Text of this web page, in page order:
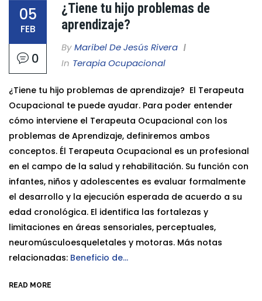
05
FEB
0
¿Tiene tu hijo problemas de
aprendizaje?
By Maribel De Jesús Rivera
In Terapia Ocupacional
¿Tiene tu hijo problemas de aprendizaje? El Terapeuta
Ocupacional te puede ayudar. Para poder entender
cómo interviene el Terapeuta Ocupacional con los
problemas de Aprendizaje, definiremos ambos
conceptos. Él Terapeuta Ocupacional es un profesional
en el campo de la salud y rehabilitación. Su función con
infantes, niños y adolescentes es evaluar formalmente
el desarrollo y la ejecución esperada de acuerdo a su
edad cronológica. El identifica las fortalezas y
limitaciones en áreas sensoriales, perceptuales,
neuromúsculoesqueletales y motoras. Más notas
relacionadas: Beneficio de...
READ MORE